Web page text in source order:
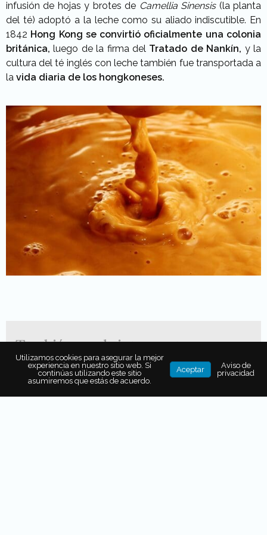
infusión de hojas y brotes de Camellia Sinensis(la planta
del té) adoptó a la leche como su aliado indiscutible. En
1842 Hong Kong se convirtió oficialmente una colonia
británica, luego de la firma del Tratado de Nankín, y la
cultura del té inglés con leche también fue transportada a
la vida diaria de los hongkoneses.
También puede interesarte...
TAZA DE TÉ: ¿INFLUYE EL
RECIPIENTE EN LA PERCEPCIÓN
DE LA BEBIDA?
Utilizamos cookies para asegurar la mejor
experiencia en nuestro sitio web. Si
continúas utilizando este sitio
asumiremos que estás de acuerdo.
Aceptar
Aviso de
privacidad